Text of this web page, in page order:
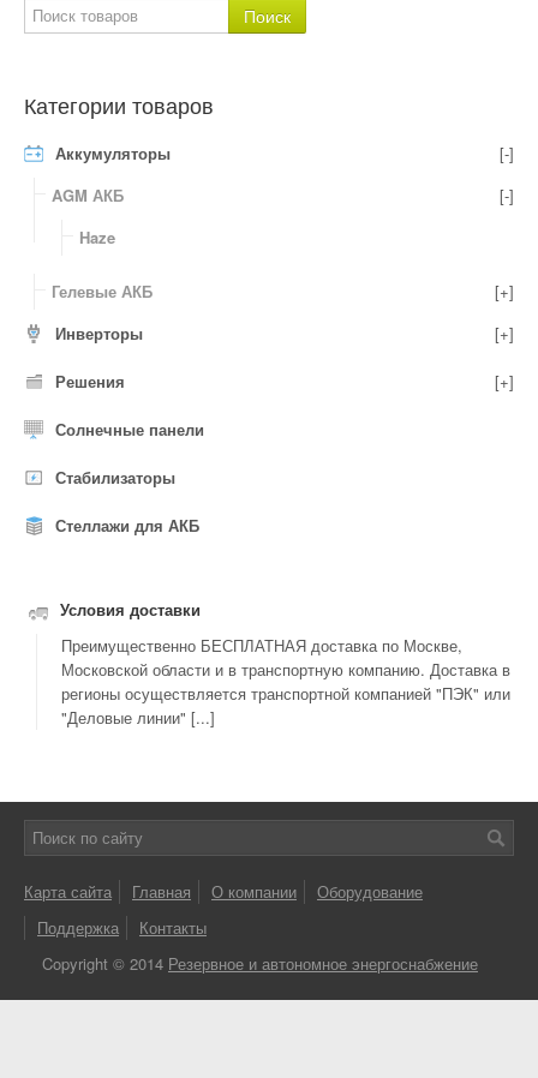
Категории товаров
Аккумуляторы
[-]
AGM АКБ
[-]
Haze
Гелевые АКБ
[+]
Инверторы
[+]
Решения [+]
Солнечные панели
Стабилизаторы
Стеллажи для АКБ
Условия доставки
Преимущественно БЕСПЛАТНАЯ доставка по Москве,
Московской области и в транспортную компанию. Доставка в
регионы осуществляется транспортной компанией "ПЭК" или
"Деловые линии" [...]
Карта сайта Главная О компании
Оборудование
Поддержка
Контакты
Copyright © 2014 Резервное и автономное энергоснабжение